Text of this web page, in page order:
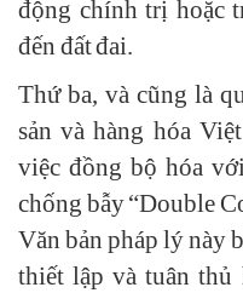
động chính trị hoặc
đến đất đai.
Thứ ba, và cũng là
sản và hàng hóa
việc đồng bộ hóa
chống bẫy “Double
Văn bản pháp lý này
thiết lập và tuân thủ